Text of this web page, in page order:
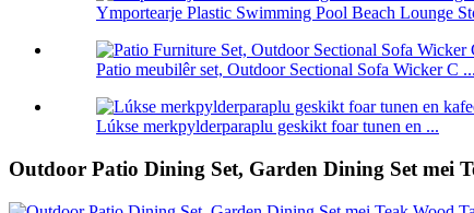
Ymportearje Plastic Swimming Pool Beach Lounge
Patio meubilêr set, Outdoor Sectional Sofa Wicker C ...
Lúkse merkpylderparaplu geskikt foar tunen en ...
Outdoor Patio Dining Set, Garden Dining Set mei